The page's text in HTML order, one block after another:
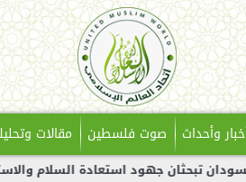
وأحداث صوت فلسطين مقالات
استعادة السلام والاستقرار في